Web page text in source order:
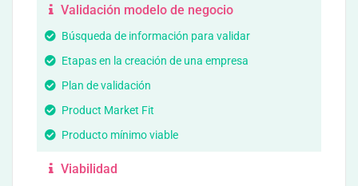
Validación modelo de negocio
Búsqueda de información para validar
Etapas en la creación de una empresa
Plan de validación
Product Market Fit
Producto mínimo viable
Viabilidad